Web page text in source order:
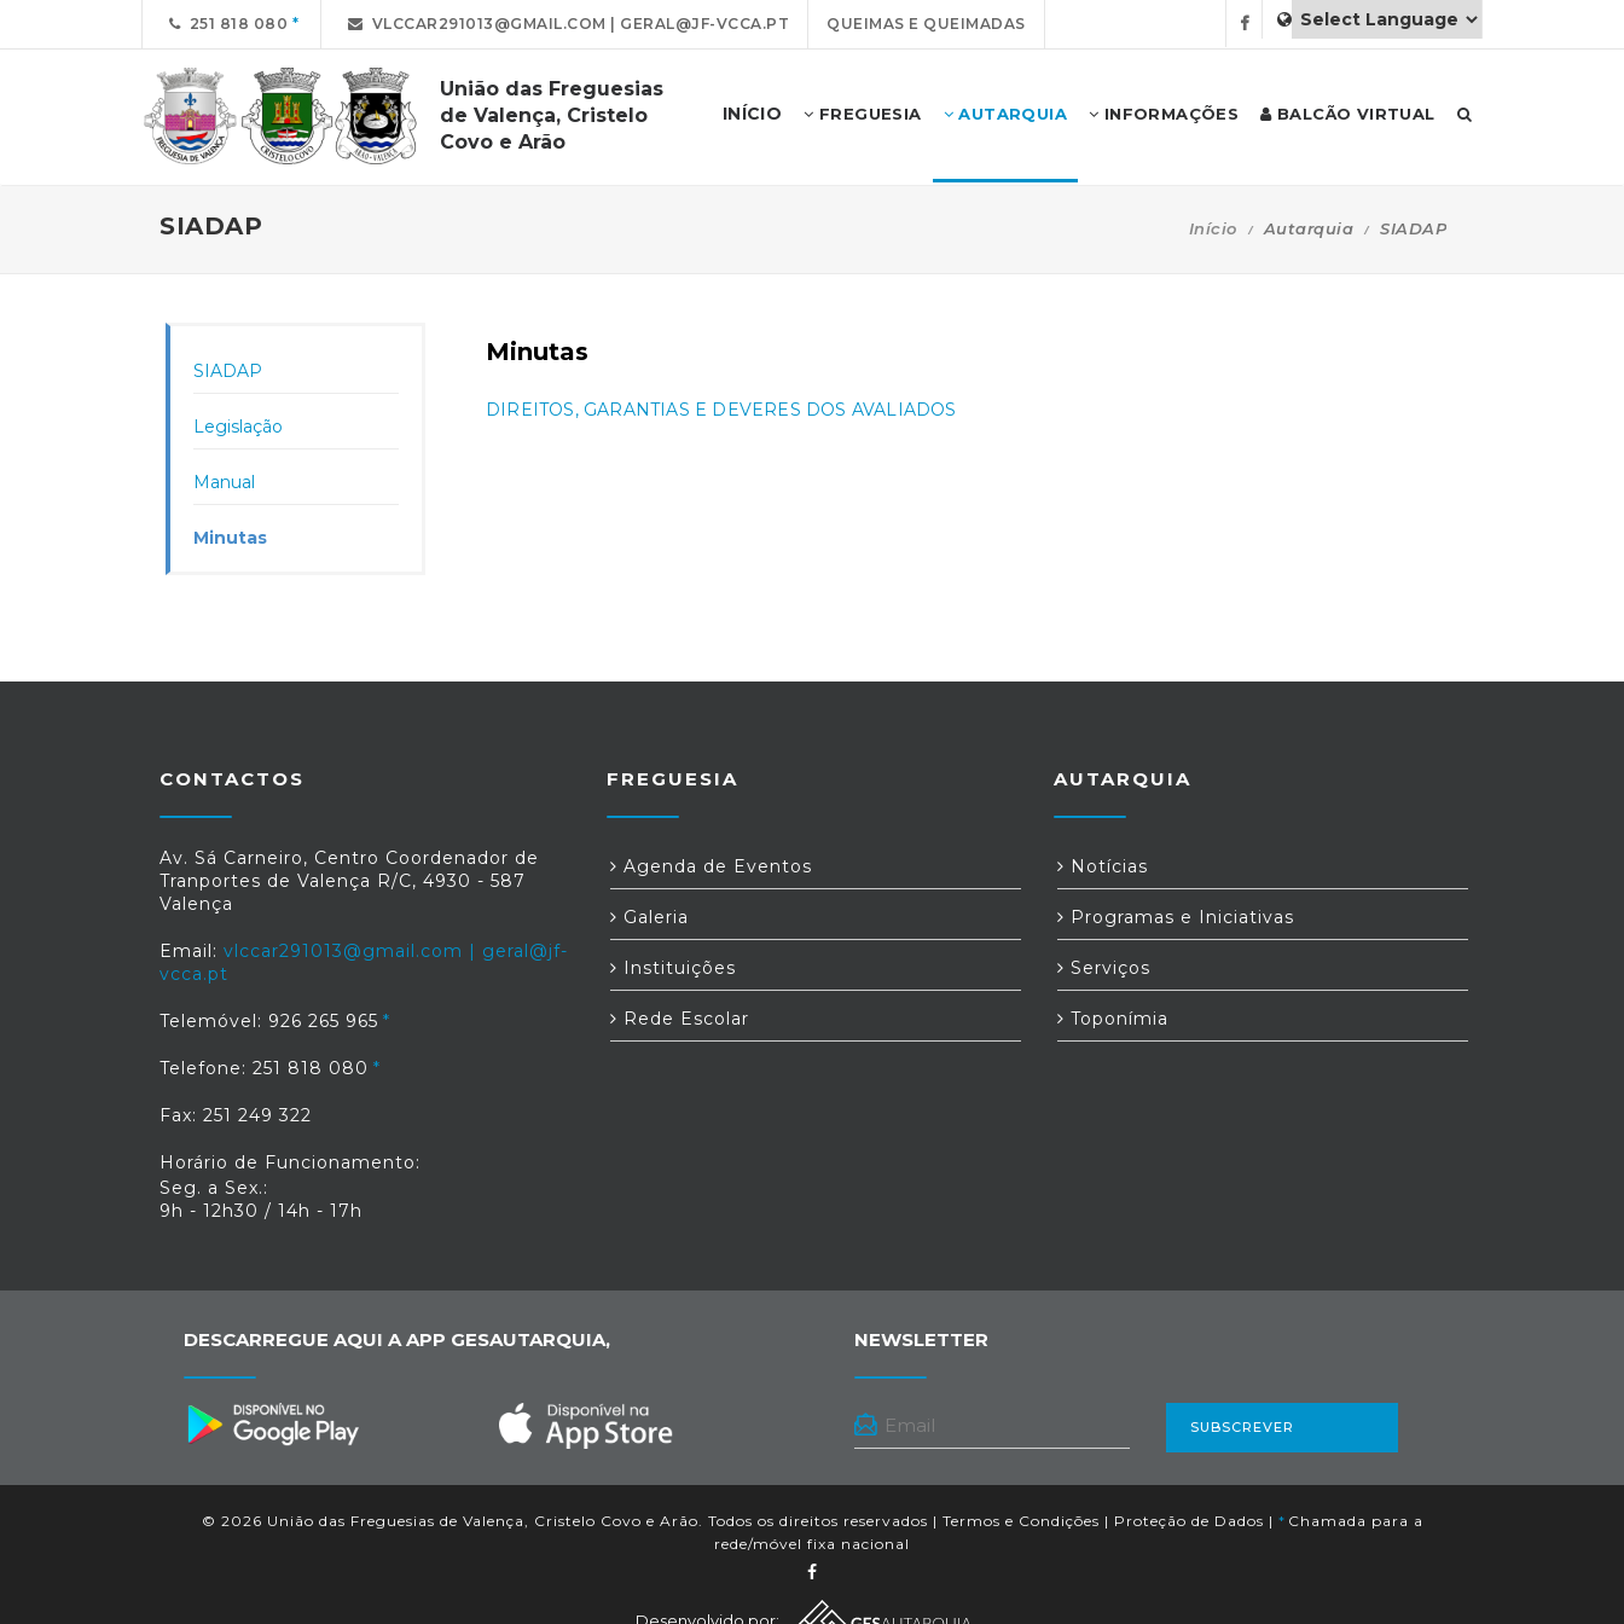
251 818 080 VLCCAR291013@GMAIL.COM | GERAL@JF-VCCA.PT QUEIMAS E QUEIMADAS
União das Freguesias
de Valença, Cristelo
Covo e Arão
INÍCIO FREGUESIA AUTARQUIA INFORMAÇÕES BALCÃO VIRTUAL
SIADAP Início Autarquia SIADAP
SIADAP
Legislação
Manual
Minutas
Minutas
DIREITOS, GARANTIAS E DEVERES DOS AVALIADOS
CONTACTOS
Av. Sá Carneiro, Centro Coordenador de
Tranportes de Valença R/C, 4930 - 587
Valença
Email: vlccar291013@gmail.com | geral@jf-
vcca.pt
Telemóvel: 926 265 965
Telefone: 251 818 080
Fax: 251 249 322
Horário de Funcionamento:
Seg. a Sex.:
9h - 12h30 / 14h - 17h
FREGUESIA
Agenda de Eventos
Galeria
Instituições
Rede Escolar
AUTARQUIA
Notícias
Programas e Iniciativas
Serviços
Toponímia
DESCARREGUE AQUI A APP GESAUTARQUIA, NEWSLETTER
SUBSCREVER
© 2026 União das Freguesias de Valença, Cristelo Covo e Arão. Todos os direitos reservados | Termos e Condições | Proteção de Dados | * Chamada para a
rede/móvel fixa nacional